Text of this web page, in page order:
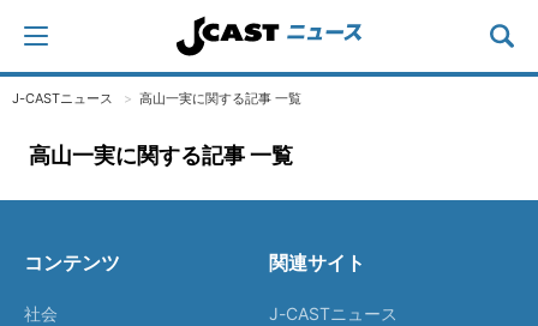
J-CASTニュース 高山一実に関する記事 一覧
高山一実に関する記事 一覧
コンテンツ
社会
関連サイト
J-CASTニュース